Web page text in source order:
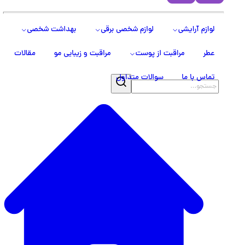
لوازم آرایشی لوازم شخصی برقی بهداشت شخصی
مراقبت از پوست مراقبت و زیبایی مو مقالات
تماس با ما سوالات متداول